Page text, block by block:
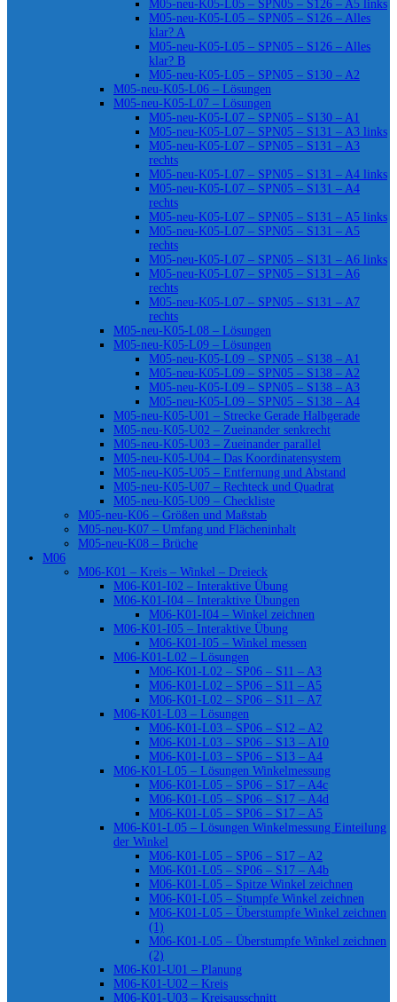
M05-neu-K05-L05 – SPN05 – S126 – A5 links
M05-neu-K05-L05 – SPN05 – S126 – Alles
klar? A
M05-neu-K05-L05 – SPN05 – S126 – Alles
klar? B
M05-neu-K05-L05 – SPN05 – S130 – A2
M05-neu-K05-L06 – Lösungen
M05-neu-K05-L07 – Lösungen
M05-neu-K05-L07 – SPN05 – S130 – A1
M05-neu-K05-L07 – SPN05 – S131 – A3 links
M05-neu-K05-L07 – SPN05 – S131 – A3
rechts
M05-neu-K05-L07 – SPN05 – S131 – A4 links
M05-neu-K05-L07 – SPN05 – S131 – A4
rechts
M05-neu-K05-L07 – SPN05 – S131 – A5 links
M05-neu-K05-L07 – SPN05 – S131 – A5
rechts
M05-neu-K05-L07 – SPN05 – S131 – A6 links
M05-neu-K05-L07 – SPN05 – S131 – A6
rechts
M05-neu-K05-L07 – SPN05 – S131 – A7
rechts
M05-neu-K05-L08 – Lösungen
M05-neu-K05-L09 – Lösungen
M05-neu-K05-L09 – SPN05 – S138 – A1
M05-neu-K05-L09 – SPN05 – S138 – A2
M05-neu-K05-L09 – SPN05 – S138 – A3
M05-neu-K05-L09 – SPN05 – S138 – A4
M05-neu-K05-U01 – Strecke Gerade Halbgerade
M05-neu-K05-U02 – Zueinander senkrecht
M05-neu-K05-U03 – Zueinander parallel
M05-neu-K05-U04 – Das Koordinatensystem
M05-neu-K05-U05 – Entfernung und Abstand
M05-neu-K05-U07 – Rechteck und Quadrat
M05-neu-K05-U09 – Checkliste
M05-neu-K06 – Größen und Maßstab
M05-neu-K07 – Umfang und Flächeninhalt
M05-neu-K08 – Brüche
M06
M06-K01 – Kreis – Winkel – Dreieck
M06-K01-I02 – Interaktive Übung
M06-K01-I04 – Interaktive Übungen
M06-K01-I04 – Winkel zeichnen
M06-K01-I05 – Interaktive Übung
M06-K01-I05 – Winkel messen
M06-K01-L02 – Lösungen
M06-K01-L02 – SP06 – S11 – A3
M06-K01-L02 – SP06 – S11 – A5
M06-K01-L02 – SP06 – S11 – A7
M06-K01-L03 – Lösungen
M06-K01-L03 – SP06 – S12 – A2
M06-K01-L03 – SP06 – S13 – A10
M06-K01-L03 – SP06 – S13 – A4
M06-K01-L05 – Lösungen Winkelmessung
M06-K01-L05 – SP06 – S17 – A4c
M06-K01-L05 – SP06 – S17 – A4d
M06-K01-L05 – SP06 – S17 – A5
M06-K01-L05 – Lösungen Winkelmessung Einteilung
der Winkel
M06-K01-L05 – SP06 – S17 – A2
M06-K01-L05 – SP06 – S17 – A4b
M06-K01-L05 – Spitze Winkel zeichnen
M06-K01-L05 – Stumpfe Winkel zeichnen
M06-K01-L05 – Überstumpfe Winkel zeichnen
(1)
M06-K01-L05 – Überstumpfe Winkel zeichnen
(2)
M06-K01-U01 – Planung
M06-K01-U02 – Kreis
M06-K01-U03 – Kreisausschnitt